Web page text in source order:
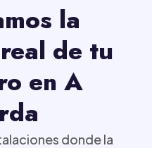
la
de tu
en A
donde la